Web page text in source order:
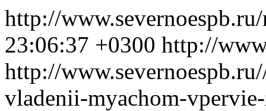
http://
23:06:37 +0300 http://
http://
vladenii-myachom-